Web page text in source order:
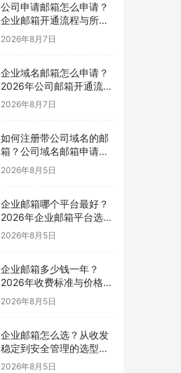
公司申请邮箱怎么申请？
企业邮箱开通流程与所需
材料说明
2026年8月7日
企业域名邮箱怎么申请？
2026年公司邮箱开通流程
详解
2026年8月7日
如何注册带公司域名的邮
箱？公司域名邮箱申请与
配置指南
2026年8月5日
企业邮箱哪个平台最好？
2026年企业邮箱平台选择
指南
2026年8月5日
企业邮箱多少钱一年？
2026年收费标准与价格计
算指南
2026年8月5日
企业邮箱怎么选？从收发
稳定到安全管理的选型指
南
2026年8月5日